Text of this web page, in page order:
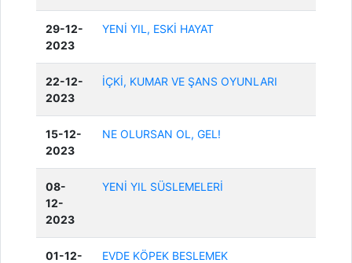
29-12-
2023
YENİ YIL, ESKİ HAYAT
22-12-
2023
İÇKİ, KUMAR VE ŞANS OYUNLARI
15-12-
2023
NE OLURSAN OL, GEL!
08-
12-
2023
YENİ YIL SÜSLEMELERİ
01-12-
EVDE KÖPEK BESLEMEK